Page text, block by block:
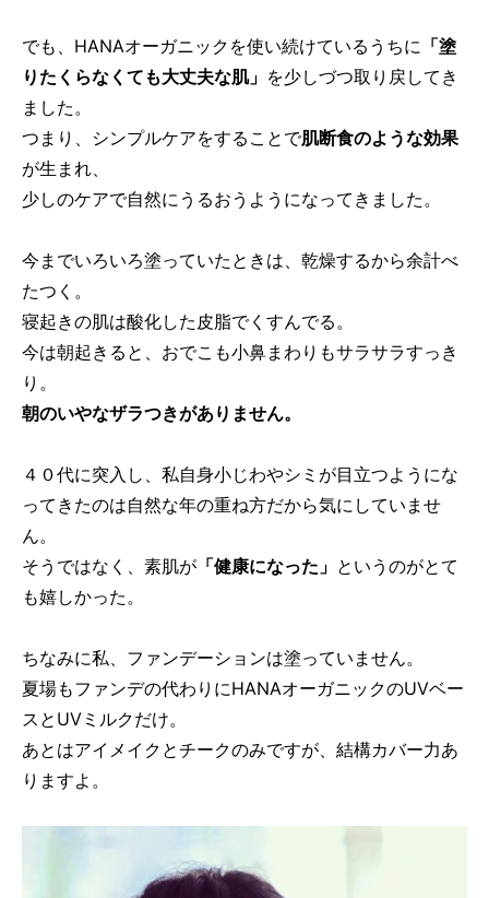
でも、HANAオーガニックを使い続けているうちに 「塗
りたくらなくても大丈夫な肌」 を少しづつ取り戻してき
ました。
つまり、シンプルケアをすることで肌断食のような効果
が生まれ、
少しのケアで自然にうるおうようになってきました。
今までいろいろ塗っていたときは、乾燥するから余計べ
たつく。
寝起きの肌は酸化した皮脂でくすんでる。
今は朝起きると、おでこも小鼻まわりもサラサラすっき
り。
朝のいやなザラつきがありません。
４０代に突入し、私自身小じわやシミが目立つようにな
ってきたのは自然な年の重ね方だから気にしていませ
ん。
そうではなく、素肌が 「健康になった」 というのがとて
も嬉しかった。
ちなみに私、ファンデーションは塗っていません。
夏場もファンデの代わりにHANAオーガニックのUVベー
スとUVミルクだけ。
あとはアイメイクとチークのみですが、結構カバー力あ
りますよ。